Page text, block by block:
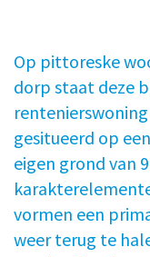
Op pittoreske
dorp staat deze
gesitueerd op
eigen grond van
vormen een
weer terug te